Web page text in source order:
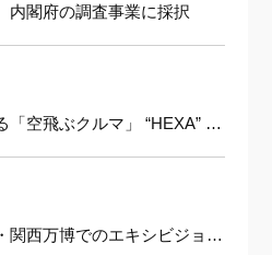
内閣府の調査事業に採択
大阪・関西万博における「空飛ぶクルマ」 “HEXA” のデモフライトの再開について
「空飛ぶクルマ」大阪・関西万博でのエキシビジョンフライト飛行について